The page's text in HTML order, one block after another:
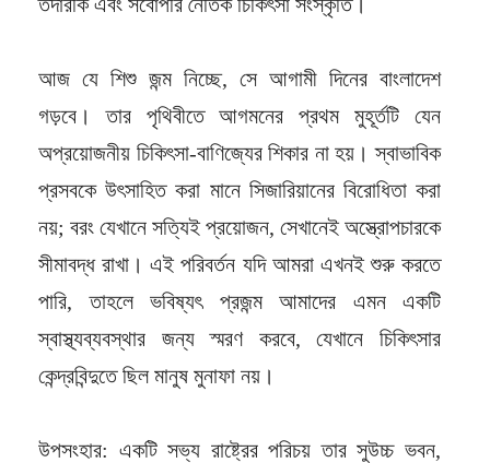
আজ যে শিশু জন্ম নিচ্ছে, সে আগামী দিনের বাংলাদেশ
গড়বে। তার পৃথিবীতে আগমনের প্রথম মুহূর্তটি যেন
অপ্রয়োজনীয় চিকিৎসা-বাণিজ্যের শিকার না হয়। স্বাভাবিক
প্রসবকে উৎসাহিত করা মানে সিজারিয়ানের বিরোধিতা করা
নয়; বরং যেখানে সত্যিই প্রয়োজন, সেখানেই অস্ত্রোপচারকে
সীমাবদ্ধ রাখা। এই পরিবর্তন যদি আমরা এখনই শুরু করতে
পারি, তাহলে ভবিষ্যৎ প্রজন্ম আমাদের এমন একটি
স্বাস্থ্যব্যবস্থার জন্য স্মরণ করবে, যেখানে চিকিৎসার
কেন্দ্রবিন্দুতে ছিল মানুষ মুনাফা নয়।
উপসংহার: একটি সভ্য রাষ্ট্রের পরিচয় তার সুউচ্চ ভবন,